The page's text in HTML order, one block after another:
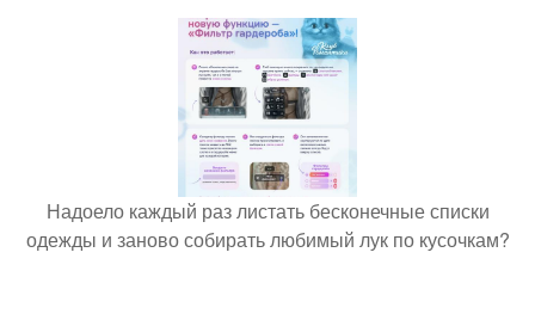
Надоело каждый раз листать бесконечные списки
одежды и заново собирать любимый лук по кусочкам?